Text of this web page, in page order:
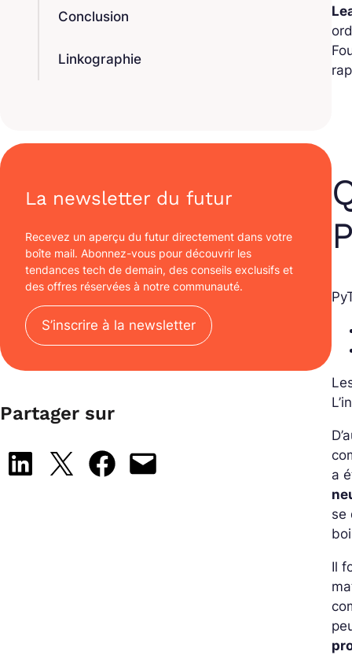
Conclusion
Linkographie
La newsletter du futur
Recevez un aperçu du futur directement dans votre
boîte mail. Abonnez-vous pour découvrir les
tendances tech de demain, des conseils exclusifs et
des offres réservées à notre communauté.
S’inscrire à la newsletter
Partager sur
Share on LinkedIn
Share on X Share on Facebook
Email this Page
a
se
Il